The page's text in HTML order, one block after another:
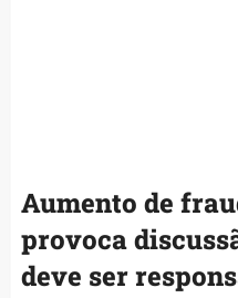
Aumento de
provoca
deve ser